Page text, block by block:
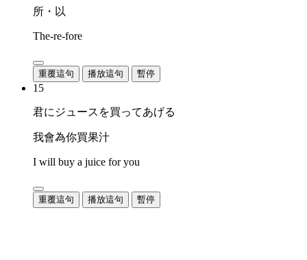
所・以
The-re-fore
重覆這句 播放這句 暫停
15
君にジュースを買ってあげる
我會為你買果汁
I will buy a juice for you
重覆這句 播放這句 暫停